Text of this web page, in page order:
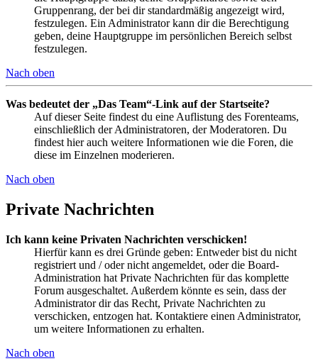
Gruppenrang, der bei dir standardmäßig angezeigt wird,
festzulegen. Ein Administrator kann dir die Berechtigung
geben, deine Hauptgruppe im persönlichen Bereich selbst
festzulegen.
Nach oben
Was bedeutet der „Das Team“-Link auf der Startseite?
Auf dieser Seite findest du eine Auflistung des Forenteams,
einschließlich der Administratoren, der Moderatoren. Du
findest hier auch weitere Informationen wie die Foren, die
diese im Einzelnen moderieren.
Nach oben
Private Nachrichten
Ich kann keine Privaten Nachrichten verschicken!
Hierfür kann es drei Gründe geben: Entweder bist du nicht
registriert und / oder nicht angemeldet, oder die Board-
Administration hat Private Nachrichten für das komplette
Forum ausgeschaltet. Außerdem könnte es sein, dass der
Administrator dir das Recht, Private Nachrichten zu
verschicken, entzogen hat. Kontaktiere einen Administrator,
um weitere Informationen zu erhalten.
Nach oben